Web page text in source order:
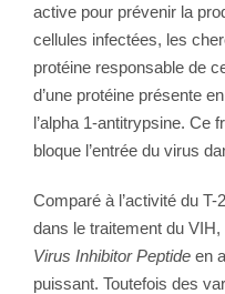
active pour prévenir la
cellules infectées, les
protéine responsable de
d’une protéine présente
l’alpha 1-antitrypsine. Ce
bloque l’entrée du virus
Comparé à l’activité du
dans le traitement du
Virus Inhibitor Peptide en
puissant. Toutefois des